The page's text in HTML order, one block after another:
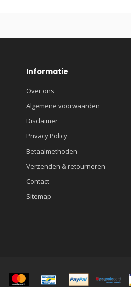
Informatie
Over ons
Algemene voorwaarden
Disclaimer
Privacy Policy
Betaalmethoden
Verzenden & retourneren
Contact
Sitemap